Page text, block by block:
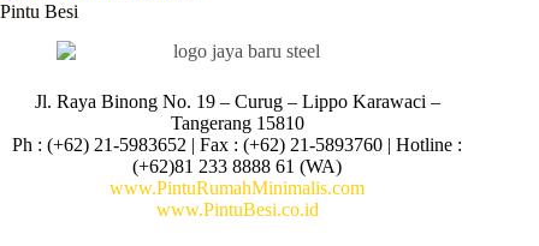
Pintu Besi
Jl. Raya Binong No. 19 – Curug – Lippo Karawaci –
Tangerang 15810
Ph : (+62) 21-5983652 | Fax : (+62) 21-5893760 | Hotline :
(+62)81 233 8888 61 (WA)
www.PintuRumahMinimalis.com
www.PintuBesi.co.id